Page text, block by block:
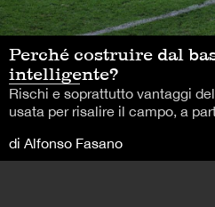
Perché costruire dal
intelligente?
Rischi e soprattutto vantaggi
usata per risalire il campo, a
di Alfonso Fasano